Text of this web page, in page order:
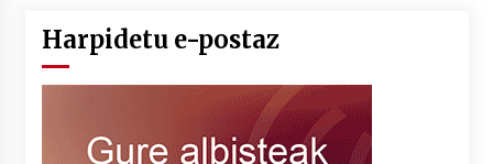
Harpidetu e-postaz